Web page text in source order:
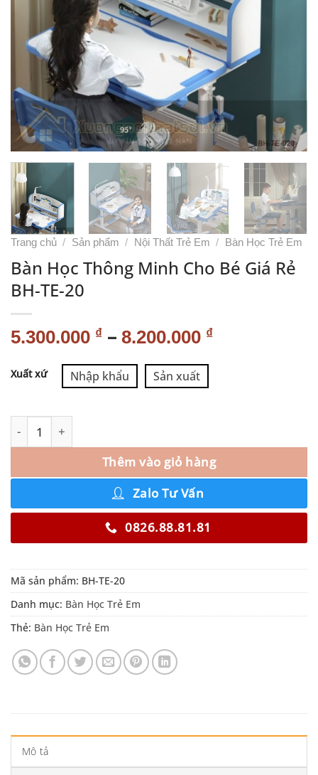
Trang chủ / Sản phẩm / Nội Thất Trẻ Em / Bàn Học Trẻ Em
Bàn Học Thông Minh Cho Bé Giá Rẻ
BH-TE-20
5.300.000 ₫ – 8.200.000 ₫
Xuất xứ Nhập khẩu Sản xuất
Thêm vào giỏ hàng
Alternative:
Zalo Tư Vấn
0826.88.81.81
Mã sản phẩm: BH-TE-20
Danh mục: Bàn Học Trẻ Em
Thẻ: Bàn Học Trẻ Em
Mô tả